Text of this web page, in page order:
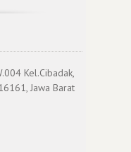
Kel.Cibadak,
Jawa Barat